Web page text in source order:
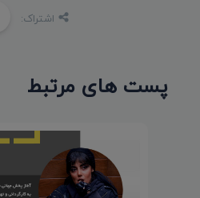
اشتراک:
پست های مرتبط